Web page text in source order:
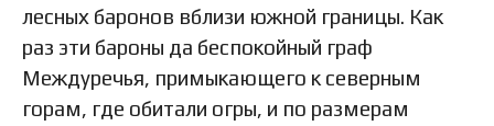
лесных баронов вблизи южной границы. Как
раз эти бароны да беспокойный граф
Междуречья, примыкающего к северным
горам, где обитали огры, и по размерам